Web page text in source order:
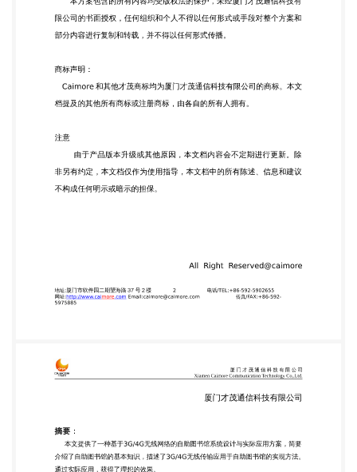
的基本知识，描述了3G/4G无线传输应用于自助图书
馆的实现方法。 通过实际应用，获得了理想的效果。
一、概述 随着科技的发展和手机的普遍运用，现在电
子书在年轻人群中已经取代书本的作 用，成为他们最
爱的阅读方式，但是对于很多中老年人和部分年轻人
而言，却还是独 爱书本阅读，但是苦于受到图书馆闭
馆时间的限制， 也使部分年轻人放弃了书本阅读。为
书、还书、查询、续借、预约等流程。自助图书馆与
全市图书馆 连网，借阅者在任意一台设备服务点借阅
援无人管理且散布范围广大的自助图书馆基础架构，
物联网技术将成为不 可或缺的促成科技。厦门才茂
集， 提供了简单且灵活的方式，容许各自助图书馆与
市图书馆控制中心连线。不论是部署 在办公楼区域的